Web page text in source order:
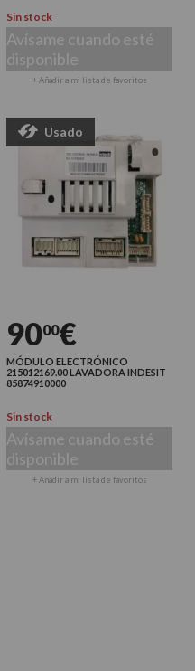
Sin stock
Avísame cuando esté
disponible
+ Añadir a mi lista de favoritos
Usado
9000€
MÓDULO ELECTRÓNICO
215012169.00 LAVADORA INDESIT
85874910000
Sin stock
Avísame cuando esté
disponible
+ Añadir a mi lista de favoritos